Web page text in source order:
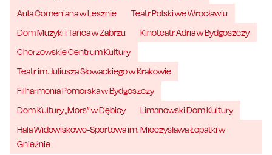
Aula Comeniana w Lesznie
Teatr Polski we Wrocławiu
Dom Muzyki i Tańca w Zabrzu
Kinoteatr Adria w Bydgoszczy
Chorzowskie Centrum Kultury
Teatr im. Juliusza Słowackiego w Krakowie
Filharmonia Pomorska w Bydgoszczy
Dom Kultury „Mors” w Dębicy
Limanowski Dom Kultury
Hala Widowiskowo-Sportowa im. Mieczysława Łopatki w
Gnieźnie